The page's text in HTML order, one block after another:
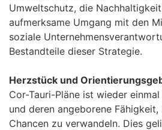
Umweltschutz, die
aufmerksame Umgang mit den
soziale
Bestandteile dieser Strategie.
Herzstück und
Cor-Tauri-Pläne ist wieder
und deren angeborene
Chancen zu verwandeln. Dies